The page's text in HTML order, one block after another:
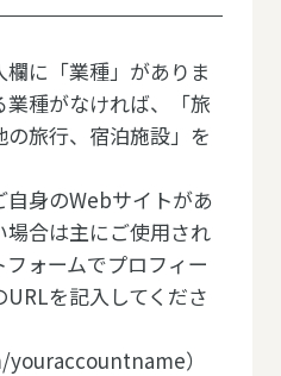
に「業種」がありま
種がなければ、「旅
旅行、宿泊施設」を
自身のWebサイトがあ
合は主にご使用され
ォームでプロフィー
を記入してくださ
youraccountname）